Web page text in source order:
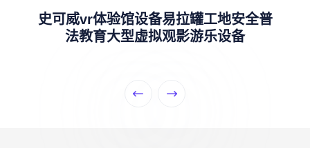
史可威vr体验馆设备易拉罐工地安全普
法教育大型虚拟观影游乐设备